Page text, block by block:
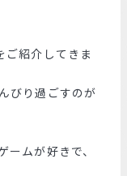
ご紹介してきま
びり過ごすのが
ムが好きで、